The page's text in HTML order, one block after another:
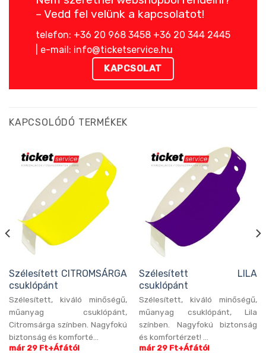
– Vedd fel velünk a kapcsolatot!
telefon: +36 20 968 3458 +36 20 344 2445
| e-mail: info@ticketservice.hu
KAPCSOLAT
KAPCSOLÓDÓ TERMÉKEK
Szélesített CITROMSÁRGA
csuklópánt
Szélesített, kiváló minőségű,
műanyag csuklópánt,
Citromsárga színben. Nagyfokú
biztonság és komforté...
már 29 Ft+Áfától
Szélesített LILA
csuklópánt
Szélesített, kiváló minőségű,
műanyag csuklópánt, Lila
színben. Nagyfokú biztonság
és komfortérzet! ...
már 29 Ft+Áfától